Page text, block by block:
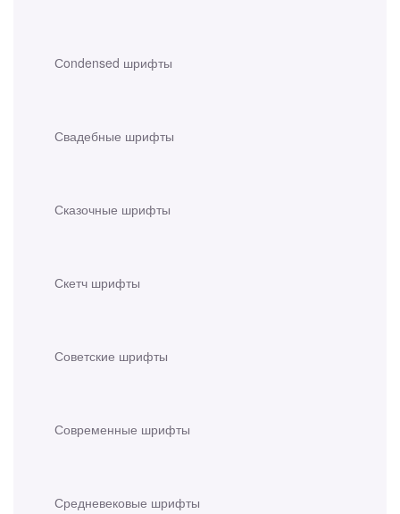
Сondensed шрифты
Свадебные шрифты
Сказочные шрифты
Скетч шрифты
Советские шрифты
Современные шрифты
Средневековые шрифты